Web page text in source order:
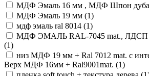
МДФ Эмаль 16 мм , МДФ Шпон
МДФ Эмаль 19 мм (1)
мдф эмаль ral 8014 (1)
МДФ ЭМАЛЬ RAL-7045 mat., ЛДСП
(1)
низ МДФ 19 мм + Ral 7012 mat. с
Верх МДФ 16мм + Ral9001mat. (1)